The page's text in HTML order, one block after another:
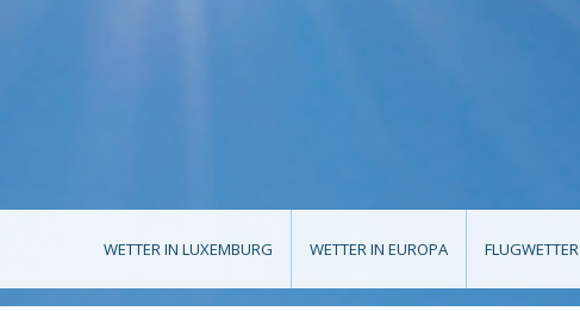
WETTER IN LUXEMBURG WETTER IN EUROPA FLUGWETTER